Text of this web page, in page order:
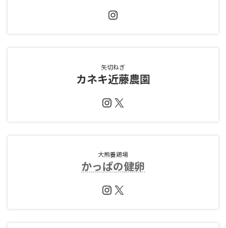
Instagram
矢切ねぎ
カネキ近藤農園
Instagram
X
大熊養鶏場
かっぱの健卵
Instagram
X